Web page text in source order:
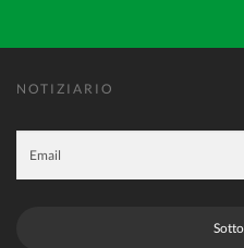
NOTIZIARIO